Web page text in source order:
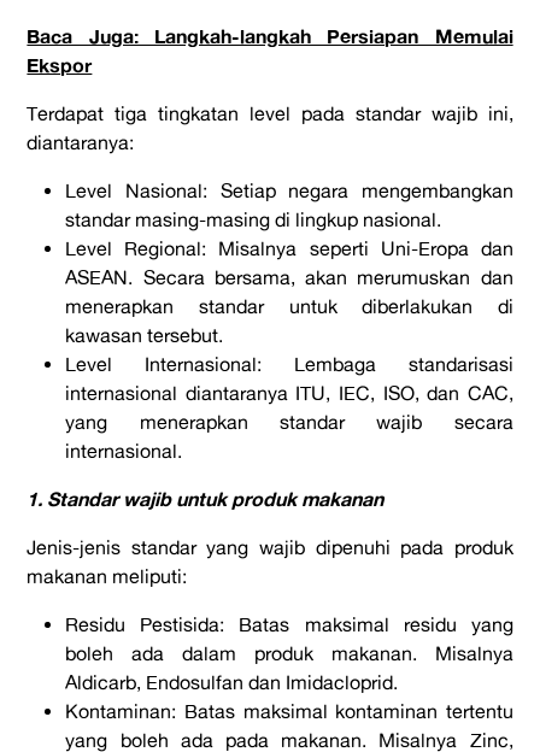
Baca Juga: Langkah-langkah Persiapan Memulai
Ekspor
Terdapat tiga tingkatan level pada standar wajib ini,
diantaranya:
Level Nasional: Setiap negara mengembangkan
standar masing-masing di lingkup nasional.
Level Regional: Misalnya seperti Uni-Eropa dan
ASEAN. Secara bersama, akan merumuskan dan
menerapkan standar untuk diberlakukan di
kawasan tersebut.
Level Internasional: Lembaga standarisasi
internasional diantaranya ITU, IEC, ISO, dan CAC,
yang menerapkan standar wajib secara
internasional.
1. Standar wajib untuk produk makanan
Jenis-jenis standar yang wajib dipenuhi pada produk
makanan meliputi:
Residu Pestisida: Batas maksimal residu yang
boleh ada dalam produk makanan. Misalnya
Aldicarb, Endosulfan dan Imidacloprid.
Kontaminan: Batas maksimal kontaminan tertentu
yang boleh ada pada makanan. Misalnya Zinc,